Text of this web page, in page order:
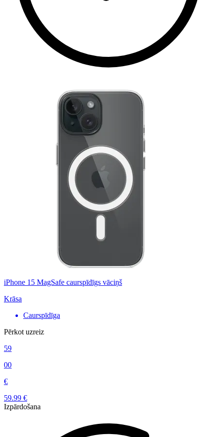
iPhone 15 MagSafe caurspīdīgs vāciņš
Krāsa
Caurspīdīga
Pērkot uzreiz
59
00
€
59.99 €
Izpārdošana